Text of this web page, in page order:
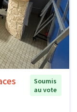
Soumis
au vote